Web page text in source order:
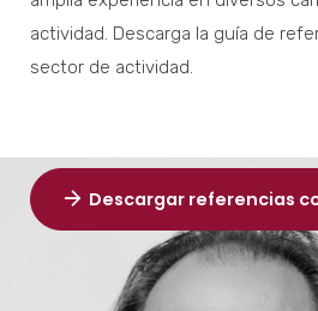
actividad. Descarga la guía de
sector de actividad.
Descargar referencias